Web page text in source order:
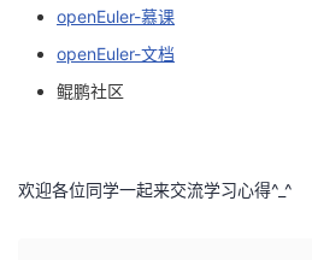
openEuler-慕课
openEuler-文档
鲲鹏社区
欢迎各位同学一起来交流学习心得^_^